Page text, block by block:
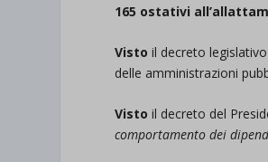
165 ostativi
Vistoil decreto
delle amministrazioni
Vistoil decreto del
comportamento dei